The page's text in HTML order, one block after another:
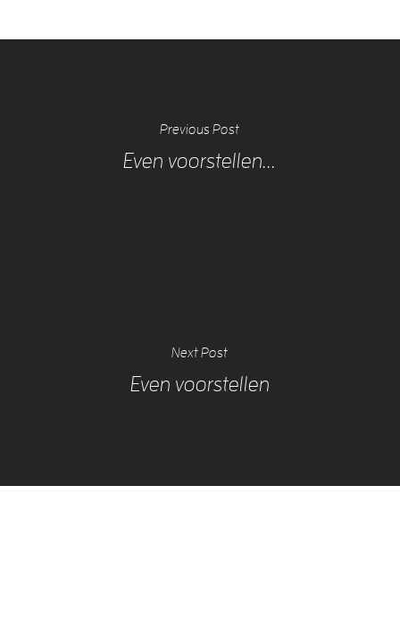
Previous Post
Even voorstellen...
Next Post
Even voorstellen